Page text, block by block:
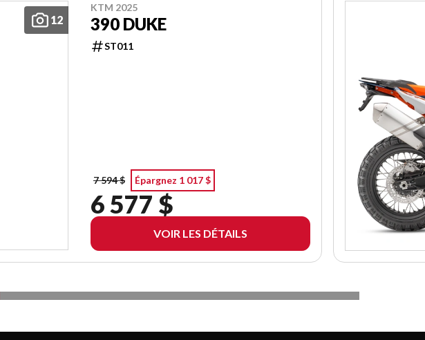
12
KTM 2025
390 DUKE
ST011
7 594 $ Épargnez 1 017 $
6 577 $
VOIR LES DÉTAILS